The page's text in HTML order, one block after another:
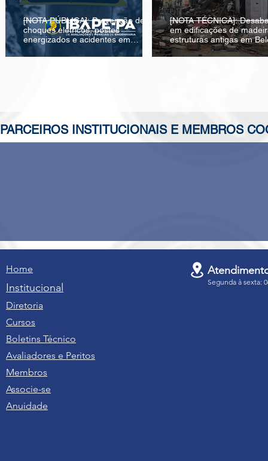
[NOTA PÚBLICA]: Prevenção de
choques elétricos, postes
energizados e acidentes em
edificações e espaços urbanos.
[NOTA TÉCNICA]:
em edificações de
estruturas antigas em
PARCEIROS INSTITUCIONAIS E MEMBROS
Home
Institucional Segunda à sexta:
Diretoria
Cursos
Boletins Técnico
Avaliadores e Peritos
Membros
Associe-se
Anuidade